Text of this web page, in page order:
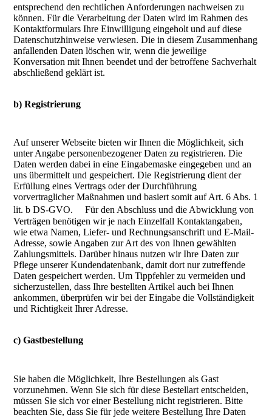
entsprechend den rechtlichen Anforderungen nachweisen zu
können. Für die Verarbeitung der Daten wird im Rahmen des
Kontaktformulars Ihre Einwilligung eingeholt und auf diese
Datenschutzhinweise verwiesen. Die in diesem Zusammenhang
anfallenden Daten löschen wir, wenn die jeweilige
Konversation mit Ihnen beendet und der betroffene Sachverhalt
abschließend geklärt ist.
b) Registrierung
Auf unserer Webseite bieten wir Ihnen die Möglichkeit, sich
unter Angabe personenbezogener Daten zu registrieren. Die
Daten werden dabei in eine Eingabemaske eingegeben und an
uns übermittelt und gespeichert. Die Registrierung dient der
Erfüllung eines Vertrags oder der Durchführung
vorvertraglicher Maßnahmen und basiert somit auf Art. 6 Abs. 1
lit. b DS-GVO. Für den Abschluss und die Abwicklung von
Verträgen benötigen wir je nach Einzelfall Kontaktangaben,
wie etwa Namen, Liefer- und Rechnungsanschrift und E-Mail-
Adresse, sowie Angaben zur Art des von Ihnen gewählten
Zahlungsmittels. Darüber hinaus nutzen wir Ihre Daten zur
Pflege unserer Kundendatenbank, damit dort nur zutreffende
Daten gespeichert werden. Um Tippfehler zu vermeiden und
sicherzustellen, dass Ihre bestellten Artikel auch bei Ihnen
ankommen, überprüfen wir bei der Eingabe die Vollständigkeit
und Richtigkeit Ihrer Adresse.
c) Gastbestellung
Sie haben die Möglichkeit, Ihre Bestellungen als Gast
vorzunehmen. Wenn Sie sich für diese Bestellart entscheiden,
müssen Sie sich vor einer Bestellung nicht registrieren. Bitte
beachten Sie, dass Sie für jede weitere Bestellung Ihre Daten